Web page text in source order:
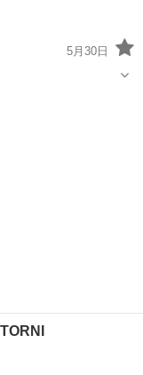
5月30日